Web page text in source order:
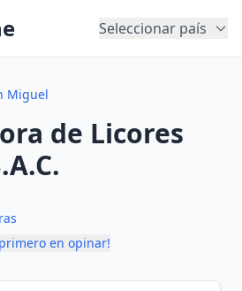
Seleccionar país
Miguel
de Licores
primero en opinar!